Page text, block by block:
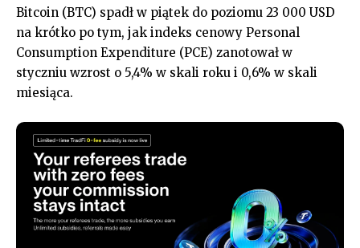
Bitcoin (BTC) spadł w piątek do poziomu 23 000 USD
na krótko po tym, jak indeks cenowy Personal
Consumption Expenditure (PCE) zanotował w
styczniu wzrost o 5,4% w skali roku i 0,6% w skali
miesiąca.